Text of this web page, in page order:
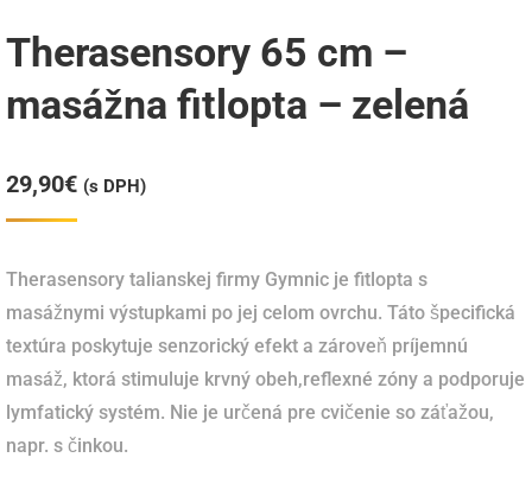
Therasensory 65 cm –
masážna fitlopta – zelená
29,90€ (s DPH)
Therasensory talianskej firmy Gymnic je fitlopta s
masážnymi výstupkami po jej celom ovrchu. Táto špecifická
textúra poskytuje senzorický efekt a zároveň príjemnú
masáž, ktorá stimuluje krvný obeh,reflexné zóny a podporuje
lymfatický systém. Nie je určená pre cvičenie so záťažou,
napr. s činkou.